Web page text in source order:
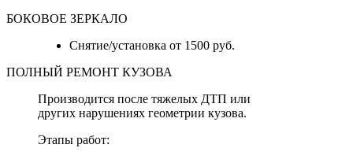
БОКОВОЕ ЗЕРКАЛО
Снятие/установка от 1500 руб.
ПОЛНЫЙ РЕМОНТ КУЗОВА
Производится после тяжелых ДТП или
других нарушениях геометрии кузова.
Этапы работ: